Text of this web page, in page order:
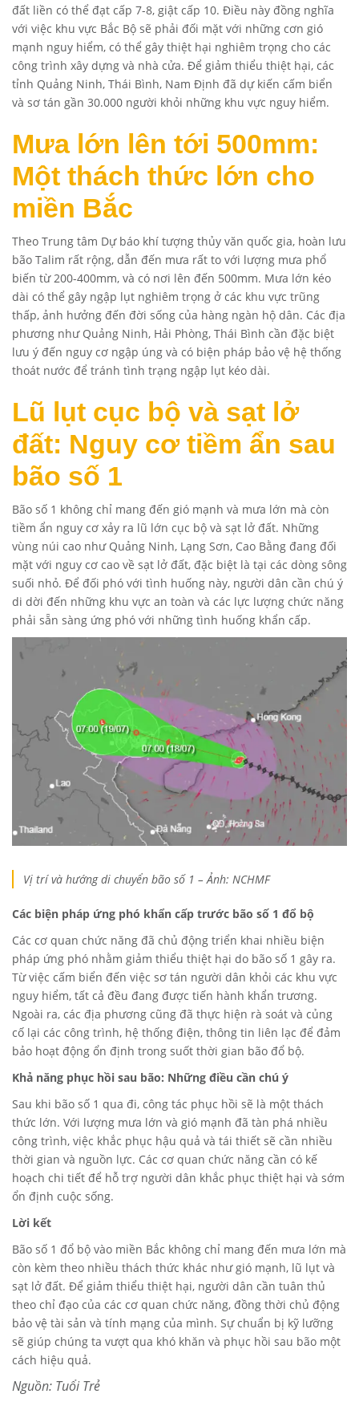
đất liền có thể đạt cấp 7-8, giật cấp 10. Điều này đồng nghĩa
với việc khu vực Bắc Bộ sẽ phải đối mặt với những cơn gió
mạnh nguy hiểm, có thể gây thiệt hại nghiêm trọng cho các
công trình xây dựng và nhà cửa. Để giảm thiểu thiệt hại, các
tỉnh Quảng Ninh, Thái Bình, Nam Định đã dự kiến cấm biển
và sơ tán gần 30.000 người khỏi những khu vực nguy hiểm.
Mưa lớn lên tới 500mm:
Một thách thức lớn cho
miền Bắc
Theo Trung tâm Dự báo khí tượng thủy văn quốc gia, hoàn lưu
bão Talim rất rộng, dẫn đến mưa rất to với lượng mưa phổ
biến từ 200-400mm, và có nơi lên đến 500mm. Mưa lớn kéo
dài có thể gây ngập lụt nghiêm trọng ở các khu vực trũng
thấp, ảnh hưởng đến đời sống của hàng ngàn hộ dân. Các địa
phương như Quảng Ninh, Hải Phòng, Thái Bình cần đặc biệt
lưu ý đến nguy cơ ngập úng và có biện pháp bảo vệ hệ thống
thoát nước để tránh tình trạng ngập lụt kéo dài.
Lũ lụt cục bộ và sạt lở
đất: Nguy cơ tiềm ẩn sau
bão số 1
Bão số 1 không chỉ mang đến gió mạnh và mưa lớn mà còn
tiềm ẩn nguy cơ xảy ra lũ lớn cục bộ và sạt lở đất. Những
vùng núi cao như Quảng Ninh, Lạng Sơn, Cao Bằng đang đối
mặt với nguy cơ cao về sạt lở đất, đặc biệt là tại các dòng sông
suối nhỏ. Để đối phó với tình huống này, người dân cần chú ý
di dời đến những khu vực an toàn và các lực lượng chức năng
phải sẵn sàng ứng phó với những tình huống khẩn cấp.
Vị trí và hướng di chuyển bão số 1 – Ảnh: NCHMF
Các biện pháp ứng phó khẩn cấp trước bão số 1 đổ bộ
Các cơ quan chức năng đã chủ động triển khai nhiều biện
pháp ứng phó nhằm giảm thiểu thiệt hại do bão số 1 gây ra.
Từ việc cấm biển đến việc sơ tán người dân khỏi các khu vực
nguy hiểm, tất cả đều đang được tiến hành khẩn trương.
Ngoài ra, các địa phương cũng đã thực hiện rà soát và củng
cố lại các công trình, hệ thống điện, thông tin liên lạc để đảm
bảo hoạt động ổn định trong suốt thời gian bão đổ bộ.
Khả năng phục hồi sau bão: Những điều cần chú ý
Sau khi bão số 1 qua đi, công tác phục hồi sẽ là một thách
thức lớn. Với lượng mưa lớn và gió mạnh đã tàn phá nhiều
công trình, việc khắc phục hậu quả và tái thiết sẽ cần nhiều
thời gian và nguồn lực. Các cơ quan chức năng cần có kế
hoạch chi tiết để hỗ trợ người dân khắc phục thiệt hại và sớm
ổn định cuộc sống.
Lời kết
Bão số 1 đổ bộ vào miền Bắc không chỉ mang đến mưa lớn mà
còn kèm theo nhiều thách thức khác như gió mạnh, lũ lụt và
sạt lở đất. Để giảm thiểu thiệt hại, người dân cần tuân thủ
theo chỉ đạo của các cơ quan chức năng, đồng thời chủ động
bảo vệ tài sản và tính mạng của mình. Sự chuẩn bị kỹ lưỡng
sẽ giúp chúng ta vượt qua khó khăn và phục hồi sau bão một
cách hiệu quả.
Nguồn: Tuổi Trẻ